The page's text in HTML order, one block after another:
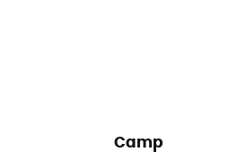
Camp